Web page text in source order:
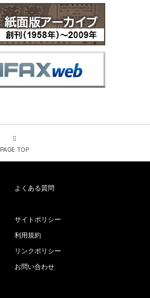
PAGE TOP
よくある質問
サイトポリシー
利用規約
リンクポリシー
お問い合わせ